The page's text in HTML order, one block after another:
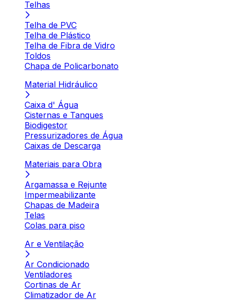
Telhas
Telha de PVC
Telha de Plástico
Telha de Fibra de Vidro
Toldos
Chapa de Policarbonato
Material Hidráulico
Caixa d' Água
Cisternas e Tanques
Biodigestor
Pressurizadores de Água
Caixas de Descarga
Materiais para Obra
Argamassa e Rejunte
Impermeabilizante
Chapas de Madeira
Telas
Colas para piso
Ar e Ventilação
Ar Condicionado
Ventiladores
Cortinas de Ar
Climatizador de Ar